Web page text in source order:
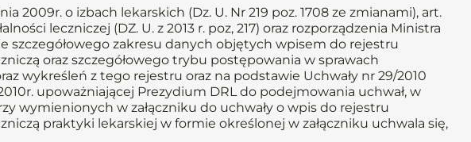
2009r. o izbach lekarskich (Dz. U. Nr 219 poz. 1708 ze zmianami), art.
leczniczej (DZ. U. z 2013 r. poz, 217) oraz rozporządzenia Ministra
szczegółowego zakresu danych objętych wpisem do rejestru
oraz szczegółowego trybu postępowania w sprawach
wykreśleń z tego rejestru oraz na podstawie Uchwały nr 29/2010
upoważniającej Prezydium DRL do podejmowania uchwał, w
wymienionych w załączniku do uchwały o wpis do rejestru
praktyki lekarskiej w formie określonej w załączniku uchwala się,